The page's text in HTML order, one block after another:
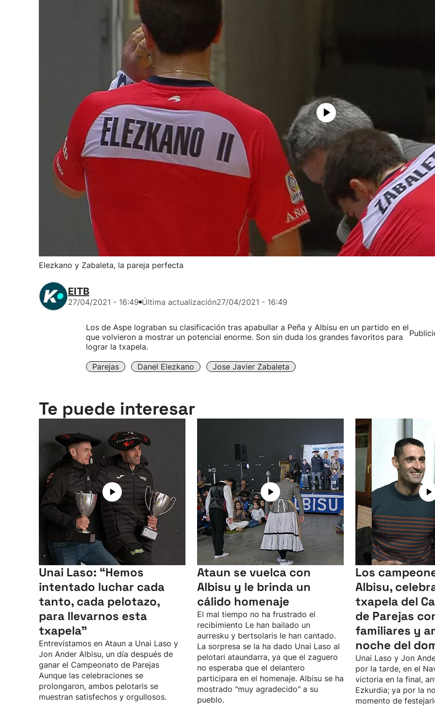
Elezkano y Zabaleta, la pareja perfecta
EITB
27/04/2021 - 16:49 Última actualización27/04/2021 - 16:49
Los de Aspe lograban su clasificación tras apabullar a Peña y Albisu en un partido en el
que volvieron a mostrar un potencial enorme. Son sin duda los grandes favoritos para
lograr la txapela.
Parejas Danel Elezkano Jose Javier Zabaleta
Te puede interesar
Unai Laso: “Hemos
intentado luchar cada
tanto, cada pelotazo,
para llevarnos esta
txapela”
Entrevistamos en Ataun a Unai Laso y
Jon Ander Albisu, un día después de
ganar el Campeonato de Parejas
Aunque las celebraciones se
prolongaron, ambos pelotaris se
muestran satisfechos y orgullosos.
Ataun se vuelca con
Albisu y le brinda un
cálido homenaje
El mal tiempo no ha frustrado el
recibimiento Le han bailado un
aurresku y bertsolaris le han cantado.
La sorpresa se la ha dado Unai Laso al
pelotari ataundarra, ya que el zaguero
no esperaba que el delantero
participara en el homenaje. Albisu se ha
mostrado "muy agradecido" a su
pueblo.
Los
Albisu,
txapela del
de Parejas
familiares y
noche del
Unai Laso y Jon
por la tarde, en el
victoria en la final,
Ezkurdia; ya por la
momento de